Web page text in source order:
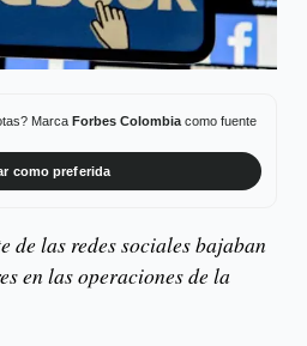
Marca Forbes Colombiacomo fuente
como preferida
de las redes sociales bajaban
en las operaciones de la